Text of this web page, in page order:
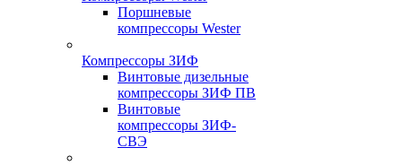
Поршневые
компрессоры Wester
Компрессоры ЗИФ
Винтовые дизельные
компрессоры ЗИФ ПВ
Винтовые
компрессоры ЗИФ-
СВЭ